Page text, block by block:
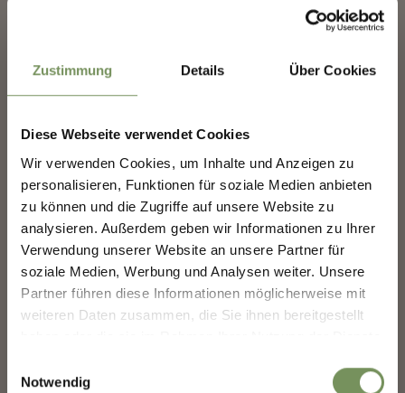
Zustimmung Details Über Cookies
Diese Webseite verwendet Cookies
Wir verwenden Cookies, um Inhalte und Anzeigen zu
personalisieren, Funktionen für soziale Medien anbieten
zu können und die Zugriffe auf unsere Website zu
analysieren. Außerdem geben wir Informationen zu Ihrer
Verwendung unserer Website an unsere Partner für
soziale Medien, Werbung und Analysen weiter. Unsere
Partner führen diese Informationen möglicherweise mit
weiteren Daten zusammen, die Sie ihnen bereitgestellt
Notwendig
1:25 h
Difficoltà facile
Dislivello discesa 164 hm
Punto più alto 418 m
SCARICA DATI GPX
Tourismusverein Marling
info@marling.info
NEWSLETTER-MARLENGO
Scoprite il meglio di Marlengo! 🌄
Iscriviti subito alla nostra newsletter e sarai il primo
a conoscere offerte esclusive, eventi speciali e
consigli nascosti per la tua prossima visita a
Marlengo!
tua vacanza a Marlengo
ancora più bella!
Saluto